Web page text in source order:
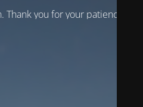
you for your patience!